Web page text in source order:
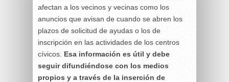
afectan a los vecinos y vecinas como los
anuncios que avisan de cuando se abren los
plazos de solicitud de ayudas o los de
inscripción en las actividades de los centros
cívicos. Esa información es útil y debe
seguir difundiéndose con los medios
propios y a través de la inserción de